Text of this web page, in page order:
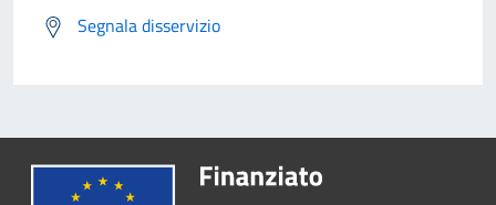
Segnala disservizio